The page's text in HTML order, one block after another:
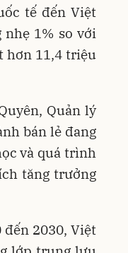
tế đến Việt
1% so với
hơn 11,4 triệu
Quản lý
bán lẻ đang
và quá trình
tăng trưởng
đến 2030, Việt